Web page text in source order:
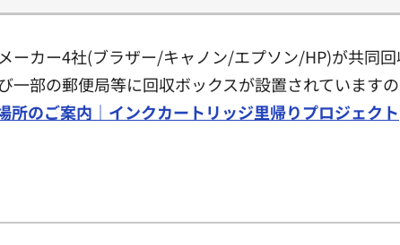
カー4社(ブラザー/キャノン/エプソン/HP)が共同
部の郵便局等に回収ボックスが設置されています
所のご案内｜インクカートリッジ里帰りプロジェクト